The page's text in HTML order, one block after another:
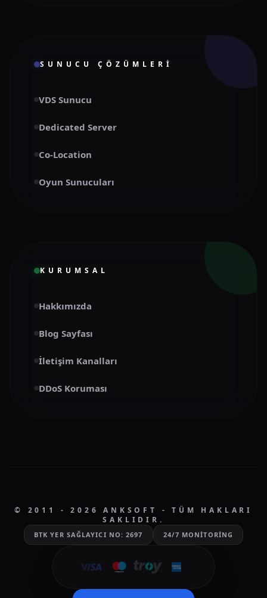
SUNUCU ÇÖZÜMLERI
VDS Sunucu
Dedicated Server
Co-Location
Oyun Sunucuları
KURUMSAL
Hakkımızda
Blog Sayfası
İletişim Kanalları
DDoS Koruması
© 2011 - 2026 ANKSOFT - TÜM HAKLARI
SAKLIDIR.
BTK YER SAĞLAYICI NO: 2697 24/7 MONITORING